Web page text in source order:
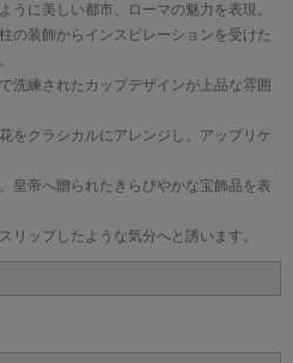
うに美しい都市、ローマの魅力を表現。
の装飾からインスピレーションを受けた
洗練されたカップデザインが上品な雰囲
をクラシカルにアレンジし、アップリケ
皇帝へ贈られたきらびやかな宝飾品を表
リップしたような気分へと誘います。